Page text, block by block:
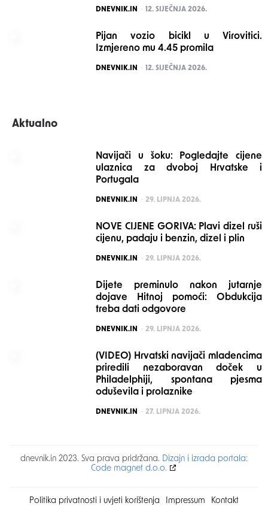
POSTED
DNEVNIK.IN 12. SIJEČNJA 2026.
Pijan vozio bicikl u Virovitici.
Izmjereno mu 4.45 promila
POSTED
DNEVNIK.IN 12. SIJEČNJA 2026.
Aktualno
Navijači u šoku: Pogledajte cijene
ulaznica za dvoboj Hrvatske i
Portugala
POSTED
DNEVNIK.IN 29. LIPNJA 2026.
NOVE CIJENE GORIVA: Plavi dizel ruši
cijenu, padaju i benzin, dizel i plin
POSTED
DNEVNIK.IN 29. LIPNJA 2026.
Dijete preminulo nakon jutarnje
dojave Hitnoj pomoći: Obdukcija
treba dati odgovore
POSTED
DNEVNIK.IN 29. LIPNJA 2026.
(VIDEO) Hrvatski navijači mladencima
priredili nezaboravan doček u
Philadelphiji, spontana pjesma
oduševila i prolaznike
POSTED
DNEVNIK.IN 27. LIPNJA 2026.
dnevnik.in 2023. Sva prava pridržana. Dizajn i izrada portala:
Code magnet d.o.o.
Politika privatnosti i uvjeti korištenja Impressum Kontakt